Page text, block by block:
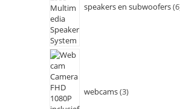
speakers en subwoofers 6
webcams 3